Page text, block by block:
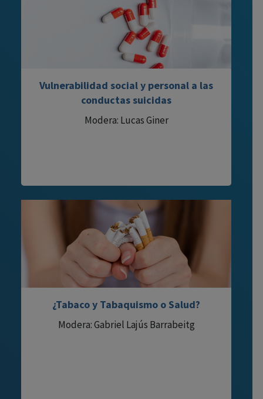
Vulnerabilidad social y personal a las
conductas suicidas
Modera: Lucas Giner
¿Tabaco y Tabaquismo o Salud?
Modera: Gabriel Lajús Barrabeitg